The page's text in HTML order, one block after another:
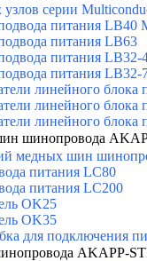
серии
питания LB40
питания LB63
питания LB32-
питания LB32-
линейного блока
линейного блока
линейного блока
шинопровода
медных шин
питания LC80
питания LC200
OK25
OK35
для подключения
AKAPP-